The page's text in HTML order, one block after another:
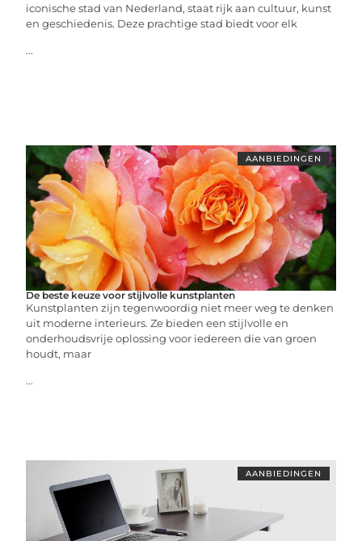
iconische stad van Nederland, staat rijk aan cultuur, kunst
en geschiedenis. Deze prachtige stad biedt voor elk
...
AANBIEDINGEN
De beste keuze voor stijlvolle kunstplanten
Kunstplanten zijn tegenwoordig niet meer weg te denken
uit moderne interieurs. Ze bieden een stijlvolle en
onderhoudsvrije oplossing voor iedereen die van groen
houdt, maar
...
AANBIEDINGEN